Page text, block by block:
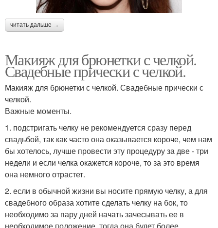
читать дальше →
Макияж для брюнетки с челкой.
Свадебные прически с челкой.
Макияж для брюнетки с челкой. Свадебные прически с
челкой.
Важные моменты.
1. подстригать челку не рекомендуется сразу перед
свадьбой, так как часто она оказывается короче, чем нам
бы хотелось, лучше провести эту процедуру за две - три
недели и если челка окажется короче, то за это время
она немного отрастет.
2. если в обычной жизни вы носите прямую челку, а для
свадебного образа хотите сделать челку на бок, то
необходимо за пару дней начать зачесывать ее в
необходимое положение, тогда она будет более